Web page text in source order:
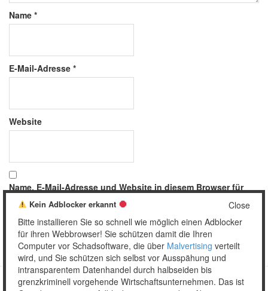
Name *
E-Mail-Adresse *
Website
Name, E-Mail-Adresse und Website in diesem Browser für
meinen nächsten Kommentar speichern.
Close
Kein Adblocker erkannt
Bitte installieren Sie so schnell wie möglich einen Adblocker
für ihren Webbrowser! Sie schützen damit die Ihren
Computer vor Schadsoftware, die über Malvertising verteilt
wird, und Sie schützen sich selbst vor Ausspähung und
intransparentem Datenhandel durch halbseiden bis
grenzkriminell vorgehende Wirtschaftsunternehmen. Das ist